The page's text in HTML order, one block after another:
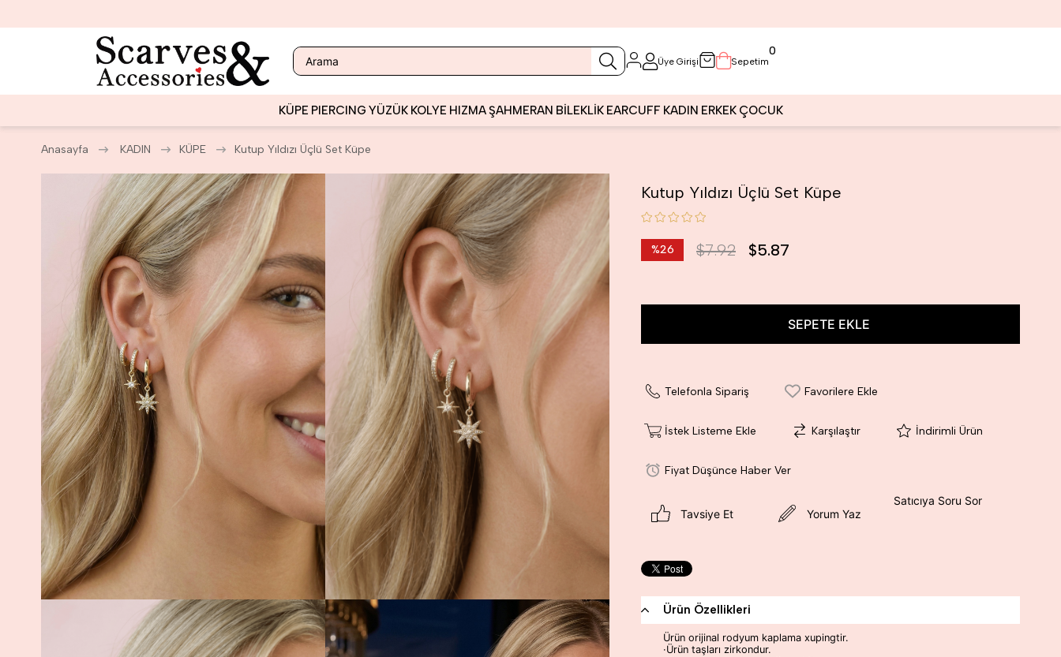
Üye Girişi Sepetim
0
KÜPE PIERCING YÜZÜK KOLYE HIZMAŞAHMERAN BİLEKLİK EARCUFF KADIN ERKEK ÇOCUK
Anasayfa KADIN KÜPE Kutup Yıldızı Üçlü Set Küpe
Kutup Yıldızı Üçlü Set Küpe
%26
$7.92 $5.87
Telefonla Sipariş Favorilere Ekle
İstek Listeme Ekle Karşılaştır İndirimli Ürün
Fiyat Düşünce Haber Ver
Tavsiye Et Yorum Yaz
Satıcıya Soru Sor
Ürün Özellikleri
Ürün orijinal rodyum kaplama xupingtir.
·Ürün taşları zirkondur.